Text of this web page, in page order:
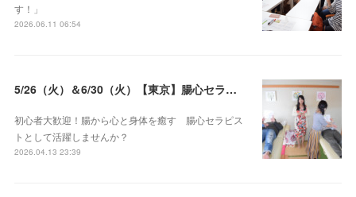
す！」
2026.06.11 06:54
5/26（火）＆6/30（火）【東京】腸心セラピスト養成コース《２日間コース》開講決定
初心者大歓迎！腸から心と身体を癒す 腸心セラピス
トとして活躍しませんか？
2026.04.13 23:39